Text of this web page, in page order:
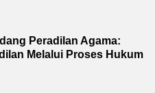
Peradilan Agama:
Melalui Proses Hukum